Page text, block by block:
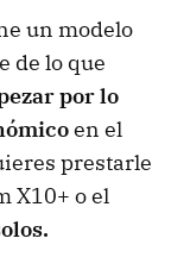
un modelo
de lo que
por lo
en el
prestarle
X10+ o el